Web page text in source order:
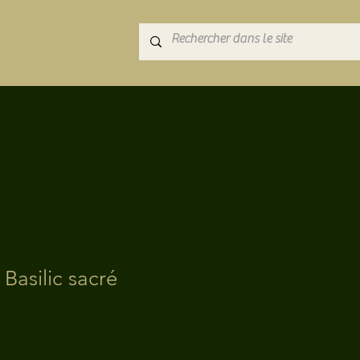
sacré